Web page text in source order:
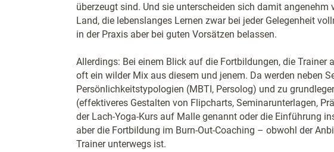
überzeugt sind. Und sie unterscheiden sich damit angenehm
Land, die lebenslanges Lernen zwar bei jeder Gelegenheit
in der Praxis aber bei guten Vorsätzen belassen.
Allerdings: Bei einem Blick auf die Fortbildungen, die Trainer
oft ein wilder Mix aus diesem und jenem. Da werden neben
Persönlichkeitstypologien (MBTI, Persolog) und zu
(effektiveres Gestalten von Flipcharts, Seminarunterlagen,
der Lach-Yoga-Kurs auf Malle genannt oder die Einführung
aber die Fortbildung im Burn-Out-Coaching – obwohl der
Trainer unterwegs ist.